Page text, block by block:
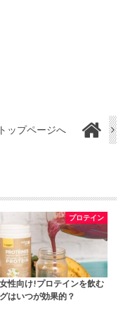
トップページへ
プロテイン
性向け!プロテインを飲む
はいつが効果的？